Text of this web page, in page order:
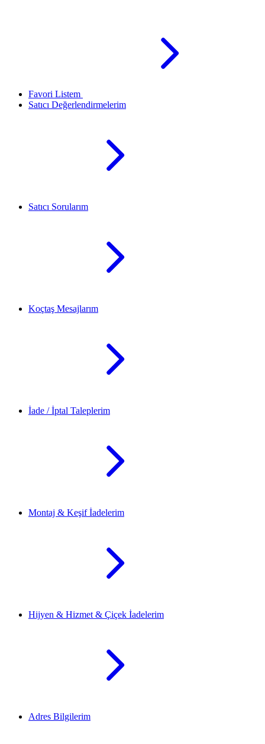
Favori Listem
Satıcı Değerlendirmelerim
Satıcı Sorularım
Koçtaş Mesajlarım
İade / İptal Taleplerim
Montaj & Keşif İadelerim
Hijyen & Hizmet & Çiçek İadelerim
Adres Bilgilerim